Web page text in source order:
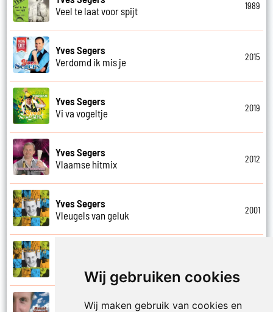
Wij gebruiken cookies
Wij maken gebruik van cookies en
Veel te laat voor spijt
1989
Yves Segers
Verdomd ik mis je
2015
Yves Segers
Vi va vogeltje
2019
Yves Segers
Vlaamse hitmix
2012
Yves Segers
Vleugels van geluk
2001
Yves Segers